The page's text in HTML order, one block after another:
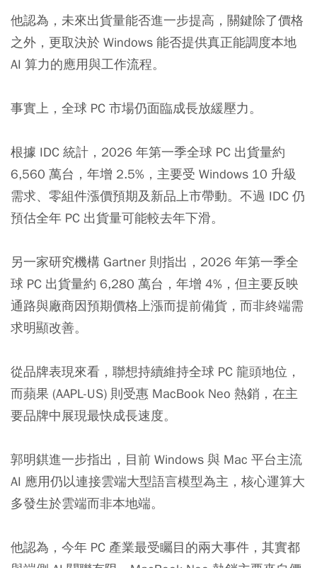
他認為，未來出貨量能否進一步提高，關鍵除了價格
之外，更取決於 Windows 能否提供真正能調度本地
AI 算力的應用與工作流程。
事實上，全球 PC 市場仍面臨成長放緩壓力。
根據 IDC 統計，2026 年第一季全球 PC 出貨量約
6,560 萬台，年增 2.5%，主要受 Windows 10 升級
需求、零組件漲價預期及新品上市帶動。不過 IDC 仍
預估全年 PC 出貨量可能較去年下滑。
另一家研究機構 Gartner 則指出，2026 年第一季全
球 PC 出貨量約 6,280 萬台，年增 4%，但主要反映
通路與廠商因預期價格上漲而提前備貨，而非終端需
求明顯改善。
從品牌表現來看，聯想持續維持全球 PC 龍頭地位，
而蘋果 (AAPL-US) 則受惠 MacBook Neo 熱銷，在主
要品牌中展現最快成長速度。
郭明錤進一步指出，目前 Windows 與 Mac 平台主流
AI 應用仍以連接雲端大型語言模型為主，核心運算大
多發生於雲端而非本地端。
他認為，今年 PC 產業最受矚目的兩大事件，其實都